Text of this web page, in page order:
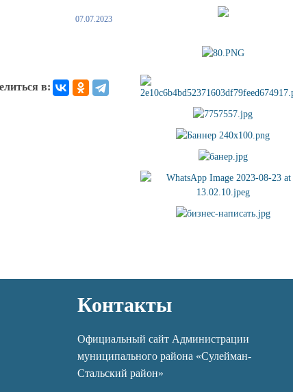
07.07.2023
в:
Контакты
Официальный сайт Администрации
муниципального района «Сулейман-
Стальский район»